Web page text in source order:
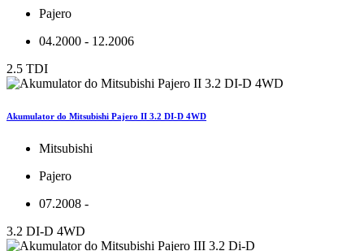
Pajero
04.2000 - 12.2006
2.5 TDI
Akumulator do Mitsubishi Pajero II 3.2 DI-D 4WD
Mitsubishi
Pajero
07.2008 -
3.2 DI-D 4WD